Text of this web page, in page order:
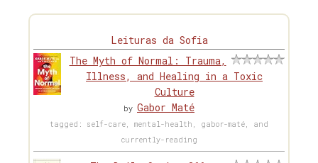
Leituras da Sofia
The Myth of Normal: Trauma,
Illness, and Healing in a Toxic
Culture
by Gabor Maté
tagged: self-care, mental-health, gabor-maté, and
currently-reading